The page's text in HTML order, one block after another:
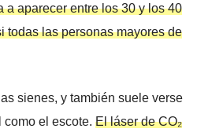
a aparecer entre los 30 y los 40
todas las personas mayores de
sienes, y también suele verse
el escote. El láser de CO₂